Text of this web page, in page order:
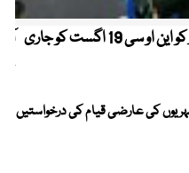
کیریبین پریمیئر لیگ ، قومی کرکٹرز کو این او سی 19 اگست کو جاری
کی عارضی قیام کی درخواستیں